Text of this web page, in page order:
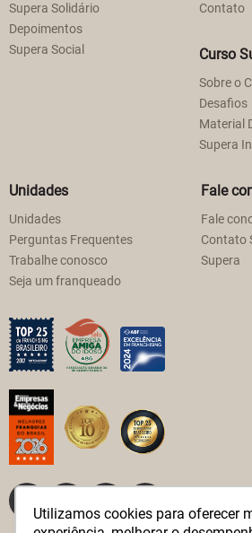
Utilizamos cookies para oferecer
Supera Solidário
Depoimentos
Supera Social
Contato
Curso
Sobre o
Desafios
Material
Supera
Unidades
Unidades
Perguntas Frequentes
Trabalhe conosco
Seja um franqueado
Fale
Fale
Contato
Supera